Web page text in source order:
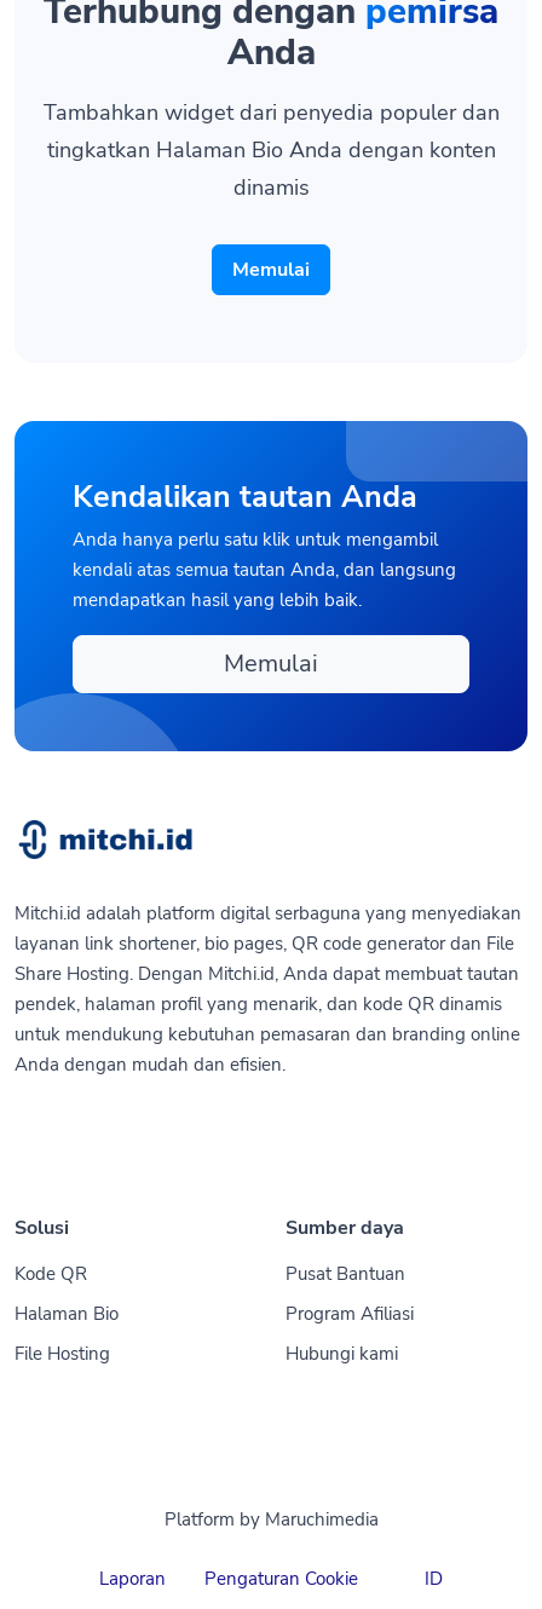
Terhubung dengan pemirsa
Anda
Tambahkan widget dari penyedia populer dan
tingkatkan Halaman Bio Anda dengan konten
dinamis
Memulai
Kendalikan tautan Anda
Anda hanya perlu satu klik untuk mengambil
kendali atas semua tautan Anda, dan langsung
mendapatkan hasil yang lebih baik.
Memulai
Mitchi.id adalah platform digital serbaguna yang menyediakan
layanan link shortener, bio pages, QR code generator dan File
Share Hosting. Dengan Mitchi.id, Anda dapat membuat tautan
pendek, halaman profil yang menarik, dan kode QR dinamis
untuk mendukung kebutuhan pemasaran dan branding online
Anda dengan mudah dan efisien.
Solusi
Kode QR
Halaman Bio
File Hosting
Sumber daya
Pusat Bantuan
Program Afiliasi
Hubungi kami
Platform by Maruchimedia
Laporan Pengaturan Cookie ID